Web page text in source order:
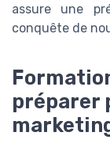
assure une
conquête de
préparer